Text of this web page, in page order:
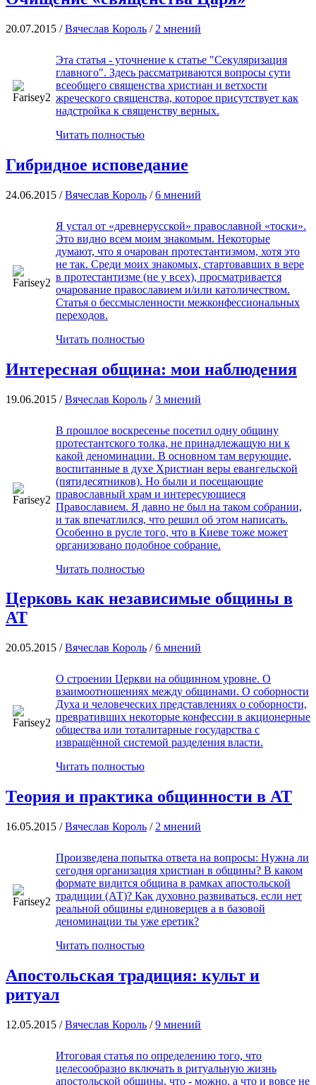
20.07.2015 /Вячеслав Король / 2 мнений
Эта статья - уточнение к статье "Секуляризация
главного". Здесь рассматриваются вопросы сути
всеобщего священства христиан и ветхости
жреческого священства, которое присутствует как
надстройка к священству верных.
Читать полностью
Гибридное исповедание
24.06.2015 /Вячеслав Король /6 мнений
Я устал от «древнерусской» православной «тоски».
Это видно всем моим знакомым. Некоторые
думают, что я очарован протестантизмом, хотя это
не так. Среди моих знакомых, стартовавших в вере
в протестантизме (не у всех), просматривается
очарование православием и/или католичеством.
Статья о бессмысленности межконфессиональных
переходов.
Читать полностью
Интересная община: мои наблюдения
19.06.2015 /Вячеслав Король /3 мнений
В прошлое воскресенье посетил одну общину
протестантского толка, не принадлежащую ни к
какой деноминации. В основном там верующие,
воспитанные в духе Христиан веры евангельской
(пятидесятников). Но были и посещающие
православный храм и интересующиеся
Православием. Я давно не был на таком собрании,
и так впечатлился, что решил об этом написать.
Особенно в русле того, что в Киеве тоже может
организовано подобное собрание.
Читать полностью
Церковь как независимые общины в
АТ
20.05.2015 /Вячеслав Король /6 мнений
О строении Церкви на общинном уровне. О
взаимоотношениях между общинами. О соборности
Духа и человеческих представлениях о соборности,
превративших некоторые конфессии в акционерные
общества или тоталитарные государства с
извращённой системой разделения власти.
Читать полностью
Теория и практика общинности в АТ
16.05.2015 /Вячеслав Король / 2 мнений
Произведена попытка ответа на вопросы: Нужна ли
сегодня организация христиан в общины? В каком
формате видится община в рамках апостольской
традиции (АТ)? Как духовно развиваться, если нет
реальной общины единоверцев а в базовой
деноминации ты уже еретик?
Читать полностью
Апостольская традиция: культ и
ритуал
12.05.2015 /Вячеслав Король /9 мнений
Итоговая статья по определению того, что
целесообразно включать в ритуальную жизнь
апостольской общины, что - можно, а что и вовсе не